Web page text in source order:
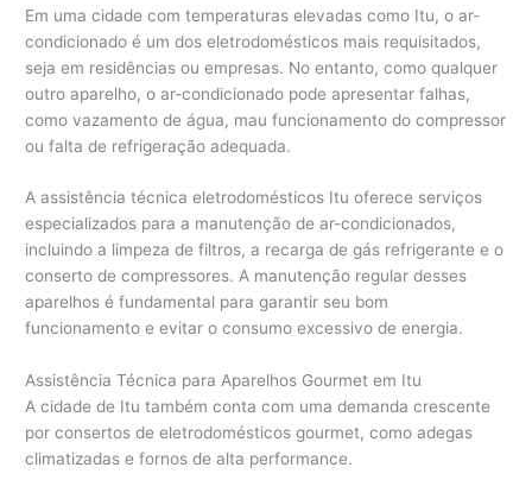
Em uma cidade com temperaturas elevadas como Itu, o ar-
condicionado é um dos eletrodomésticos mais requisitados,
seja em residências ou empresas. No entanto, como qualquer
outro aparelho, o ar-condicionado pode apresentar falhas,
como vazamento de água, mau funcionamento do compressor
ou falta de refrigeração adequada.
A assistência técnica eletrodomésticos Itu oferece serviços
especializados para a manutenção de ar-condicionados,
incluindo a limpeza de filtros, a recarga de gás refrigerante e o
conserto de compressores. A manutenção regular desses
aparelhos é fundamental para garantir seu bom
funcionamento e evitar o consumo excessivo de energia.
Assistência Técnica para Aparelhos Gourmet em Itu
A cidade de Itu também conta com uma demanda crescente
por consertos de eletrodomésticos gourmet, como adegas
climatizadas e fornos de alta performance.